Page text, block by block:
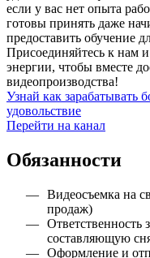
если у вас нет опыта
готовы принять даже
предоставить обучение
Присоединяйтесь к нам
энергии, чтобы вместе
видеопроизводства!
Узнай как зарабатывать
удовольствие
Перейти на канал
Обязанности
Видеосъемка на
продаж)
Ответственность
составляющую
Оформление и